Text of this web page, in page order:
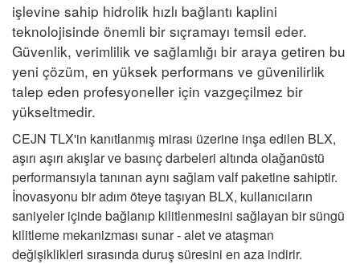
işlevine sahip hidrolik hızlı bağlantı kaplini
teknolojisinde önemli bir sıçramayı temsil eder.
Güvenlik, verimlilik ve sağlamlığı bir araya getiren bu
yeni çözüm, en yüksek performans ve güvenilirlik
talep eden profesyoneller için vazgeçilmez bir
yükseltmedir.
CEJN TLX'in kanıtlanmış mirası üzerine inşa edilen BLX,
aşırı aşırı akışlar ve basınç darbeleri altında olağanüstü
performansıyla tanınan aynı sağlam valf paketine sahiptir.
İnovasyonu bir adım öteye taşıyan BLX, kullanıcıların
saniyeler içinde bağlanıp kilitlenmesini sağlayan bir süngü
kilitleme mekanizması sunar- alet ve ataşman
değişiklikleri sırasında duruş süresini en aza indirir.